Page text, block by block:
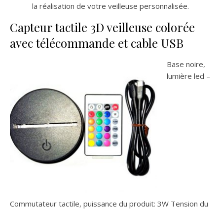
la réalisation de votre veilleuse personnalisée.
Capteur tactile 3D veilleuse colorée
avec télécommande et cable USB
Base noire,
lumière led –
Commutateur tactile, puissance du produit: 3W Tension du